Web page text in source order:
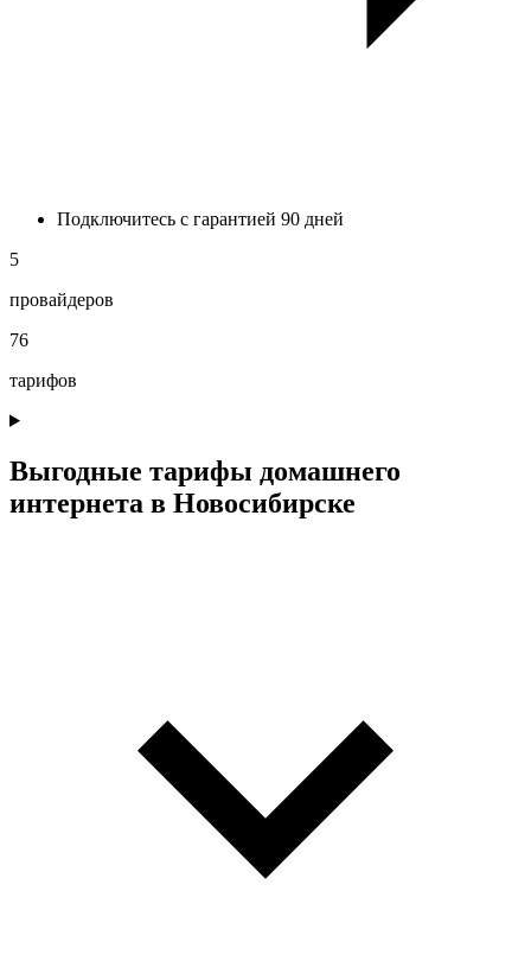
Подключитесь с гарантией 90 дней
5
провайдеров
76
тарифов
Выгодные тарифы домашнего
интернета в Новосибирске